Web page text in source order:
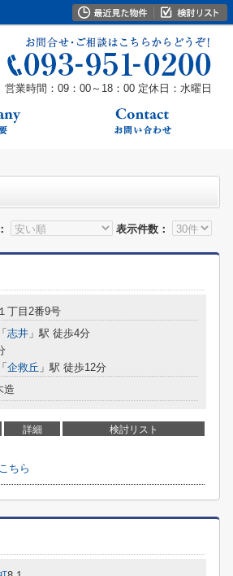
営業時間：09：00～18：00 定休日：水曜日
表示件数：
１丁目2番9号
「 志井 」駅 徒歩4分
「 企救丘 」駅 徒歩12分
造
詳細 検討リスト
ちら